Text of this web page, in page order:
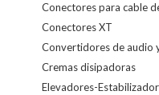
Conectores para cable
Conectores XT
Convertidores de audio
Cremas disipadoras
Elevadores-